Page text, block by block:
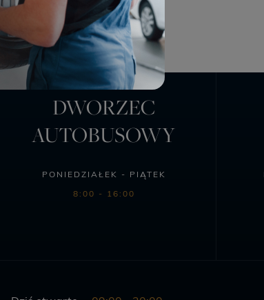
DWORZEC
AUTOBUSOWY
PONIEDZIAŁEK - PIĄTEK
8:00 - 16:00